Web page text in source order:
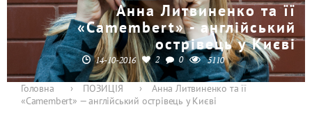
Анна Литвиненко та її
«Camembert» - англійський
острівець у Києві
14-10-2016 2 0 5110
Головна › ПОЗИЦІЯ ›
Анна Литвиненко та її
«Camembert» — англійський острівець у Києві